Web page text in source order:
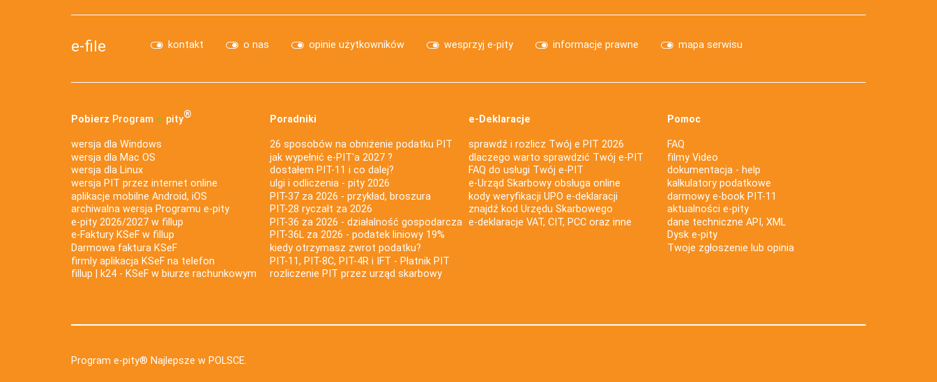
e-file kontakt o nas opinie użytkowników wesprzyj e-pity informacje prawne mapa serwisu
Pobierz Program e‑pity®
wersja dla Windows
wersja dla Mac OS
wersja dla Linux
wersja PIT przez internet online
aplikacje mobilne Android, iOS
archiwalna wersja Programu e-pity
e-pity 2026/2027 w fillup
e‑Faktury KSeF w fillup
Darmowa faktura KSeF
firmly aplikacja KSeF na telefon
fillup | k24 - KSeF w biurze rachunkowym
Poradniki
26 sposobów na obniżenie podatku PIT
jak wypełnić e-PIT'a 2027 ?
dostałem PIT-11 i co dalej?
ulgi i odliczenia - pity 2026
PIT-37 za 2026 - przykład, broszura
PIT-28 ryczałt za 2026
PIT-36 za 2026 - działalność gospodarcza
PIT-36L za 2026 - podatek liniowy 19%
kiedy otrzymasz zwrot podatku?
PIT-11, PIT-8C, PIT-4R i IFT - Płatnik PIT
rozliczenie PIT przez urząd skarbowy
e-Deklaracje
sprawdź i rozlicz Twój e PIT 2026
dlaczego warto sprawdzić Twój e-PIT
FAQ do usługi Twój e-PIT
e-Urząd Skarbowy obsługa online
kody weryfikacji UPO e-deklaracji
znajdź kod Urzędu Skarbowego
e-deklaracje VAT, CIT, PCC oraz inne
Pomoc
FAQ
filmy Video
dokumentacja - help
kalkulatory podatkowe
darmowy e-book PIT-11
aktualności e-pity
dane techniczne API, XML
Dysk e-pity
Twoje zgłoszenie lub opinia
Program e-pity® Najlepsze w POLSCE.